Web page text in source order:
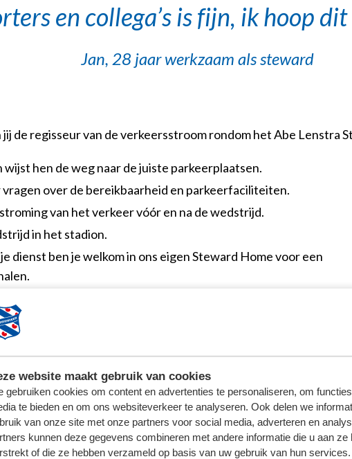
website maakt gebruik van cookies
gebruiken cookies om content en advertenties te personaliseren, om
te bieden en om ons websiteverkeer te analyseren. Ook delen we
van onze site met onze partners voor social media, adverteren en
kunnen deze gegevens combineren met andere informatie die u aan ze
of die ze hebben verzameld op basis van uw gebruik van hun services.
en collega’s is fijn, ik hoop
Jan, 28 jaar werkzaam als steward
de regisseur van de verkeersstroom rondom het Abe Lenstra
hen de weg naar de juiste parkeerplaatsen.
over de bereikbaarheid en parkeerfaciliteiten.
van het verkeer vóór en na de wedstrijd.
in het stadion.
dienst ben je welkom in ons eigen Steward Home voor een
te reizen naar Heerenveen.
veld en kan in dit soort situaties snel schakelen
(je krijgt van ons een hoogwaardig kledingpakket van de club).
thuiswedstrijden (we maken het rooster in overleg).
waar de matchday-beleving mee begint.